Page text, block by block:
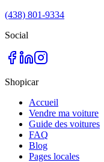
(438) 801-9334
Social
Shopicar
Accueil
Vendre ma voiture
Guide des voitures
FAQ
Blog
Pages locales